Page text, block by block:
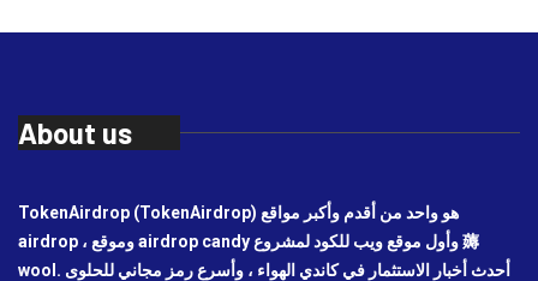
About us
TokenAirdrop (TokenAirdrop) هو واحد من أقدم وأكبر مواقع
airdrop ، وموقع airdrop candy وأول موقع ويب للكود لمشروع 薅
wool. أحدث أخبار الاستثمار في كاندي الهواء ، وأسرع رمز مجاني للحلوى